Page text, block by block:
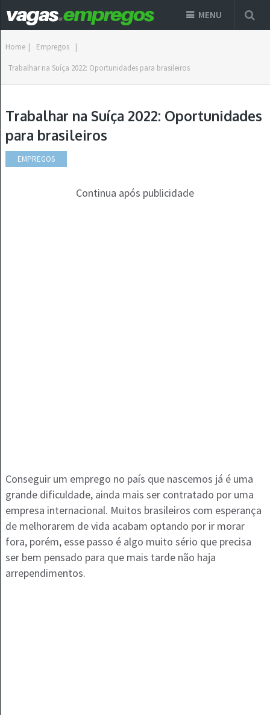
MENU
Home | Empregos |
Trabalhar na Suíça 2022: Oportunidades para brasileiros
Trabalhar na Suíça 2022: Oportunidades
para brasileiros
EMPREGOS
Continua após publicidade
Conseguir um emprego no país que nascemos já é uma
grande dificuldade, ainda mais ser contratado por uma
empresa internacional. Muitos brasileiros com esperança
de melhorarem de vida acabam optando por ir morar
fora, porém, esse passo é algo muito sério que precisa
ser bem pensado para que mais tarde não haja
arrependimentos.